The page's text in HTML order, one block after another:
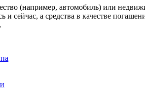
(например, автомобиль) или
сейчас, а средства в качестве